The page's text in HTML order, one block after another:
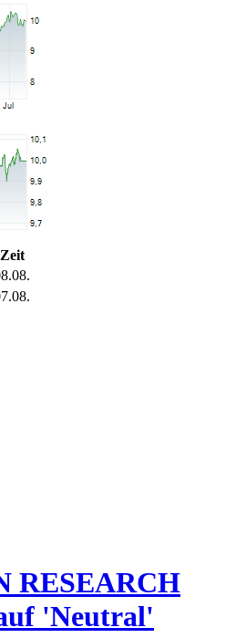
Zeit
RESEARCH
'Neutral'